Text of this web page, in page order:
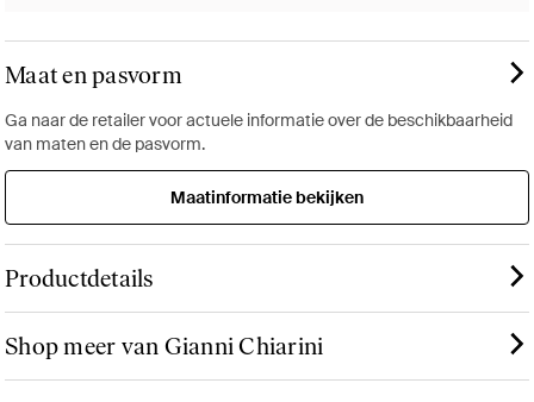
Maat en pasvorm
Ga naar de retailer voor actuele informatie over de beschikbaarheid
van maten en de pasvorm.
Maatinformatie bekijken
Productdetails
Shop meer van Gianni Chiarini